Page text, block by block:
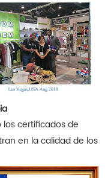
certificados de
en la calidad de los